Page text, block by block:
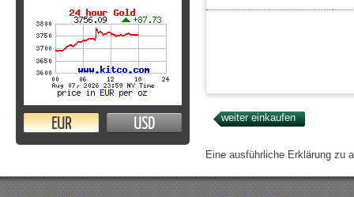
EUR USD
Eine ausführliche Erklärung zu